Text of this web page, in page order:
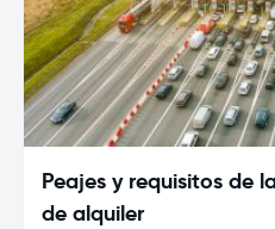
Peajes y requisitos de
de alquiler